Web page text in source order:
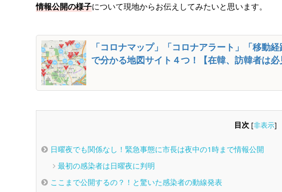
情報公開の様子について現地からお伝えしてみたいと思います。
「コロナマップ」「コロナアラート」「移動
で分かる地図サイト４つ！【在韓、訪韓者は必
目次 [非表示]
日曜夜でも関係なし！緊急事態に市長は夜中の1時まで情報公開
最初の感染者は日曜夜に判明
ここまで公開するの？！と驚いた感染者の動線発表